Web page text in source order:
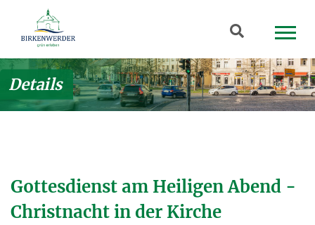
Zum Hauptinhalt springen
Suchbegriff
Details
Gottesdienst am Heiligen Abend -
Christnacht in der Kirche